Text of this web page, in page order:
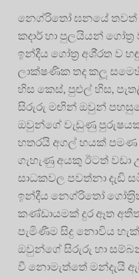
නෙග්රිතෝ ඝනයේ තවත්
කදාර් හා පුලයියන්
ඉන්දීය ගෝත‍්‍ර අශි‍්‍රත ව
ලාක්ෂණික තද කලූ
හිස කෙස්, පුළුල් හිස,
සිරුරු මඟින් ඔවුන්
ඔවුන්ගේ වැඩුණු
හතරයි අගල් හයක්
ගැහැණු අයකු ඊටත්
සාධකවල පවත්නා දැඩි
ඉන්දීය නෙග්රිතෝ
කණ්ඩායමක් දුර ඈත
පැමිණීම සිදු නොවිය
ඔවුන්ගේ සිරුරු හා
වී නොමැත්තේ මන්දැයි